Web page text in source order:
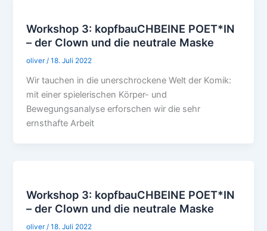
Workshop 3: kopfbauCHBEINE POET*IN
– der Clown und die neutrale Maske
oliver/18. Juli 2022
Wir tauchen in die unerschrockene Welt der Komik:
mit einer spielerischen Körper- und
Bewegungsanalyse erforschen wir die sehr
ernsthafte Arbeit
Workshop 3: kopfbauCHBEINE POET*IN
– der Clown und die neutrale Maske
oliver /18. Juli 2022